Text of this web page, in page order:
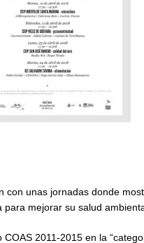
con unas jornadas donde
mejorar su salud
2011-2015 en la